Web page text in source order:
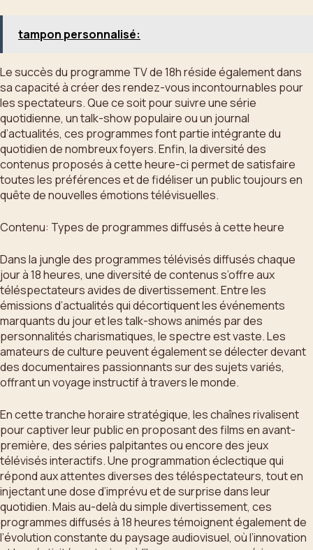
tampon personnalisé:
Le succès du programme TV de 18h réside également dans
sa capacité à créer des rendez-vous incontournables pour
les spectateurs. Que ce soit pour suivre une série
quotidienne, un talk-show populaire ou un journal
d’actualités, ces programmes font partie intégrante du
quotidien de nombreux foyers. Enfin, la diversité des
contenus proposés à cette heure-ci permet de satisfaire
toutes les préférences et de fidéliser un public toujours en
quête de nouvelles émotions télévisuelles.
Contenu: Types de programmes diffusés à cette heure
Dans la jungle des programmes télévisés diffusés chaque
jour à 18 heures, une diversité de contenus s’offre aux
téléspectateurs avides de divertissement. Entre les
émissions d’actualités qui décortiquent les événements
marquants du jour et les talk-shows animés par des
personnalités charismatiques, le spectre est vaste. Les
amateurs de culture peuvent également se délecter devant
des documentaires passionnants sur des sujets variés,
offrant un voyage instructif à travers le monde.
En cette tranche horaire stratégique, les chaînes rivalisent
pour captiver leur public en proposant des films en avant-
première, des séries palpitantes ou encore des jeux
télévisés interactifs. Une programmation éclectique qui
répond aux attentes diverses des téléspectateurs, tout en
injectant une dose d’imprévu et de surprise dans leur
quotidien. Mais au-delà du simple divertissement, ces
programmes diffusés à 18 heures témoignent également de
l’évolution constante du paysage audiovisuel, où l’innovation